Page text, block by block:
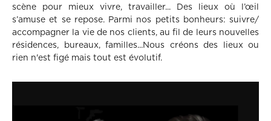
scène pour mieux vivre, travailler... Des lieux où l’œil
s’amuse et se repose. Parmi nos petits bonheurs: suivre/
accompagner la vie de nos clients, au fil de leurs nouvelles
résidences, bureaux, familles...Nous créons des lieux ou
rien n'est figé mais tout est évolutif.